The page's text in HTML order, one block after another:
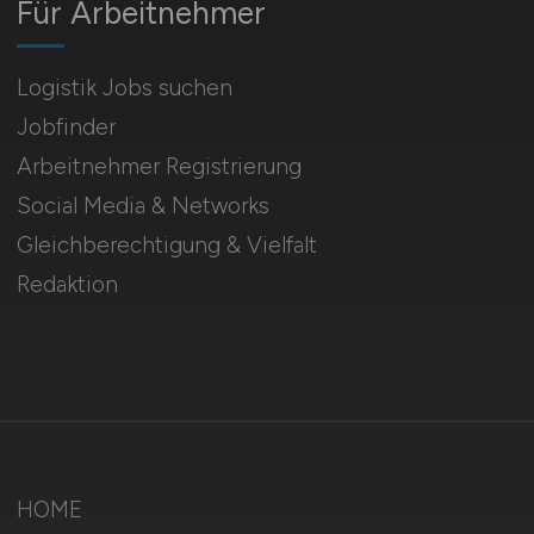
Für Arbeitnehmer
Logistik Jobs suchen
Jobfinder
Arbeitnehmer Registrierung
Social Media & Networks
Gleichberechtigung & Vielfalt
Redaktion
HOME